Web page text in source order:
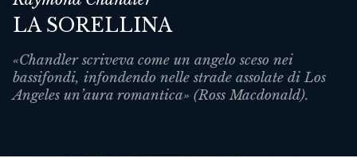
LA SORELLINA
«Chandler scriveva come un angelo sceso nei
bassifondi, infondendo nelle strade assolate di Los
Angeles un’aura romantica» (Ross Macdonald).